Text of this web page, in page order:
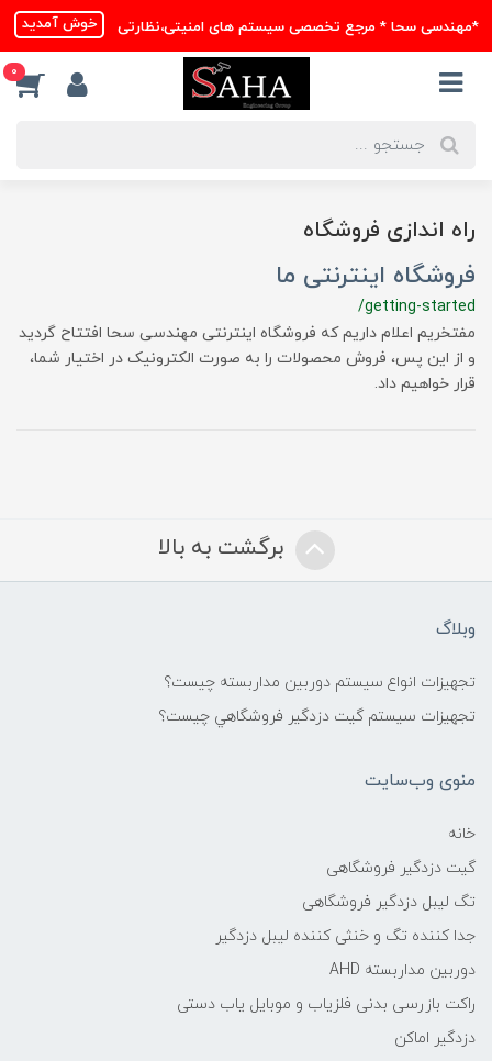
*مهندسی سحا * مرجع تخصصی سیستم های امنیتی،نظارتی خوش آمدید
0
راه اندازی فروشگاه
فروشگاه اینترنتی ما
/getting-started
مفتخریم اعلام داریم که فروشگاه اینترنتی مهندسی سحا افتتاح گردید
و از این پس، فروش محصولات را به صورت الکترونیک در اختیار شما،
قرار خواهیم داد.
برگشت به بالا
وبلاگ
تجهیزات انواع سیستم دوربین مداربسته چيست؟
تجهیزات سیستم گيت دزدگیر فروشگاهي چيست؟
منوی وب‌سایت
خانه
گیت دزدگیر فروشگاهی
تگ لیبل دزدگیر فروشگاهی
جدا کننده تگ و خنثی کننده لیبل دزدگیر
دوربین مداربسته AHD
راکت بازرسی بدنی فلزیاب و موبایل یاب دستی
دزدگیر اماکن